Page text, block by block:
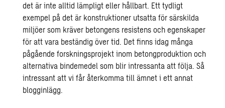
det är inte alltid lämpligt eller hållbart. Ett tydligt
exempel på det är konstruktioner utsatta för särskilda
miljöer som kräver betongens resistens och egenskaper
för att vara beständig över tid. Det finns idag många
pågående forskningsprojekt inom betongproduktion och
alternativa bindemedel som blir intressanta att följa. Så
intressant att vi får återkomma till ämnet i ett annat
blogginlägg.